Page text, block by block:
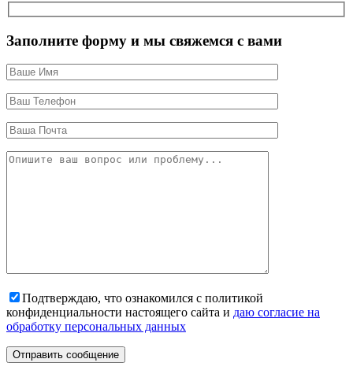
Заполните форму и мы свяжемся с вами
Подтверждаю, что ознакомился с политикой
конфиденциальности настоящего сайта и даю согласие на
обработку персональных данных